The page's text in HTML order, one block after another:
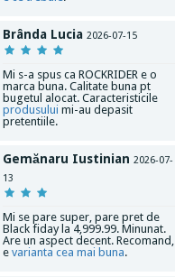
Brânda Lucia 2026-07-15
Mi s-a spus ca ROCKRIDER e o
marca buna. Calitate buna pt
bugetul alocat. Caracteristicile
produsului mi-au depasit
pretentiile.
Gemănaru Iustinian 2026-07-
13
Mi se pare super, pare pret de
Black fiday la 4,999.99. Minunat.
Are un aspect decent. Recomand,
e varianta cea mai buna.